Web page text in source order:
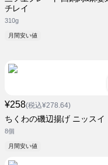
チレイ
310g
月間安い値
¥258(税込¥278.64)
ちくわの磯辺揚げ ニッスイ
8個
月間安い値